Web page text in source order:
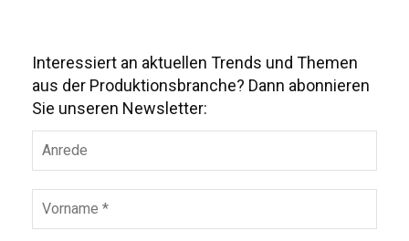
Interessiert an aktuellen Trends und Themen
aus der Produktionsbranche? Dann abonnieren
Sie unseren Newsletter: